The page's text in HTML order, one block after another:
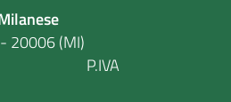
20006 (MI)
P.IVA